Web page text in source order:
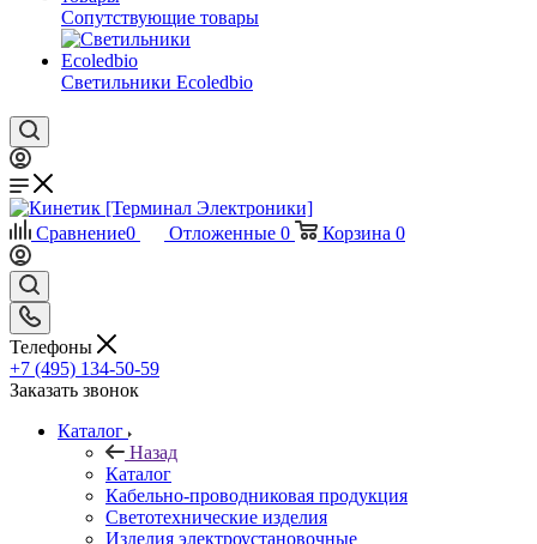
Сопутствующие товары
Светильники Ecoledbio
Сравнение0 Отложенные 0 Корзина 0
Телефоны
+7 (495) 134-50-59
Заказать звонок
Каталог
Назад
Каталог
Кабельно-проводниковая продукция
Светотехнические изделия
Изделия электроустановочные